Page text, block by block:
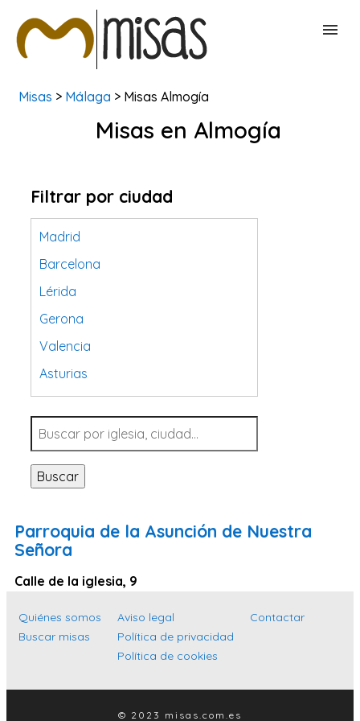
BUSCAR MISAS
Misas > Málaga > Misas Almogía
Misas en Almogía
Filtrar por ciudad
Madrid
Barcelona
Lérida
Gerona
Valencia
Asturias
Tarragona
Navarra
Valladolid
Sevilla
Santa Cruz de Tenerife
Islas Baleares
Las Palmas
Buscar
Parroquia de la Asunción de Nuestra
Señora
Calle de la iglesia, 9
Quiénes somos
Buscar misas
Aviso legal
Política de privacidad
Política de cookies
Contactar
© 2023 misas.com.es